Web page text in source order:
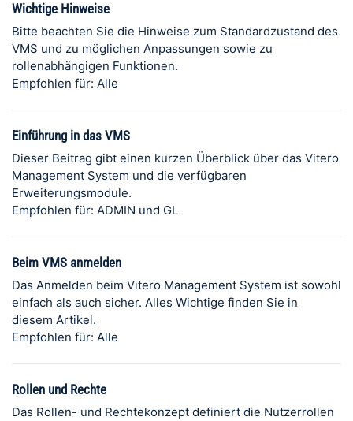
Wichtige Hinweise
Bitte beachten Sie die Hinweise zum Standardzustand des
VMS und zu möglichen Anpassungen sowie zu
rollenabhängigen Funktionen.
Empfohlen für: Alle
Einführung in das VMS
Dieser Beitrag gibt einen kurzen Überblick über das Vitero
Management System und die verfügbaren
Erweiterungsmodule.
Empfohlen für: ADMIN und GL
Beim VMS anmelden
Das Anmelden beim Vitero Management System ist sowohl
einfach als auch sicher. Alles Wichtige finden Sie in
diesem Artikel.
Empfohlen für: Alle
Rollen und Rechte
Das Rollen- und Rechtekonzept definiert die Nutzerrollen